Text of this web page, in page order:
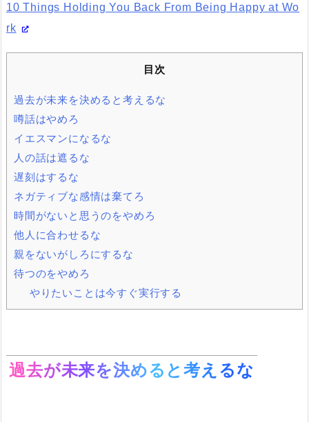
10 Things Holding You Back From Being Happy at Wo
rk
目次
過去が未来を決めると考えるな
噂話はやめろ
イエスマンになるな
人の話は遮るな
遅刻はするな
ネガティブな感情は棄てろ
時間がないと思うのをやめろ
他人に合わせるな
親をないがしろにするな
待つのをやめろ
やりたいことは今すぐ実行する
過去が未来を決めると考えるな